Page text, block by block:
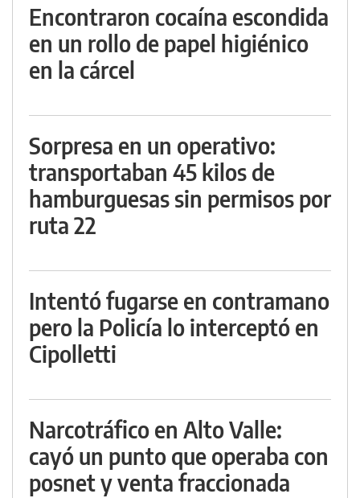
Encontraron cocaína escondida
en un rollo de papel higiénico
en la cárcel
Sorpresa en un operativo:
transportaban 45 kilos de
hamburguesas sin permisos por
ruta 22
Intentó fugarse en contramano
pero la Policía lo interceptó en
Cipolletti
Narcotráfico en Alto Valle:
cayó un punto que operaba con
posnet y venta fraccionada